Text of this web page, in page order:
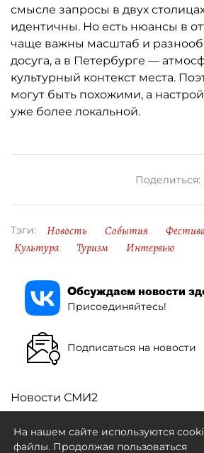
смысле запросы в двух
идентичны. Но есть нюансы в
чаще важны масштаб и
досуга, а в Петербурге —
культурный контекст места.
могут быть похожими, а
уже более локальной.
Поделиться:
Тэги: Новость События
Культура
Туризм Интервью
Обсуждаем новости
Присоединяйтесь!
Подписаться на новости
Новости СМИ2
На нашем сайте используются
файлы. Продолжая пользоваться